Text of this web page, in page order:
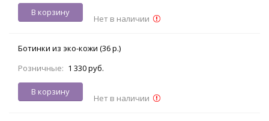
В корзину
Нет в наличии
Ботинки из эко-кожи (36 р.)
Розничные: 1 330 руб.
В корзину
Нет в наличии